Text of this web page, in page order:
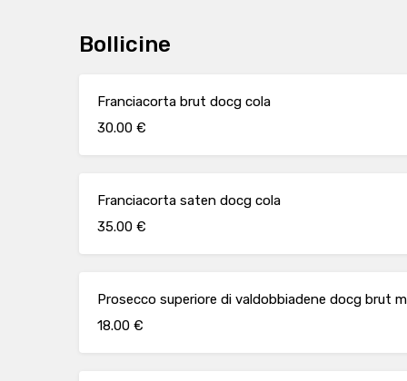
Bollicine
Franciacorta brut docg cola
30.00 €
Franciacorta saten docg cola
35.00 €
Prosecco superiore di valdobbiadene docg brut
18.00 €